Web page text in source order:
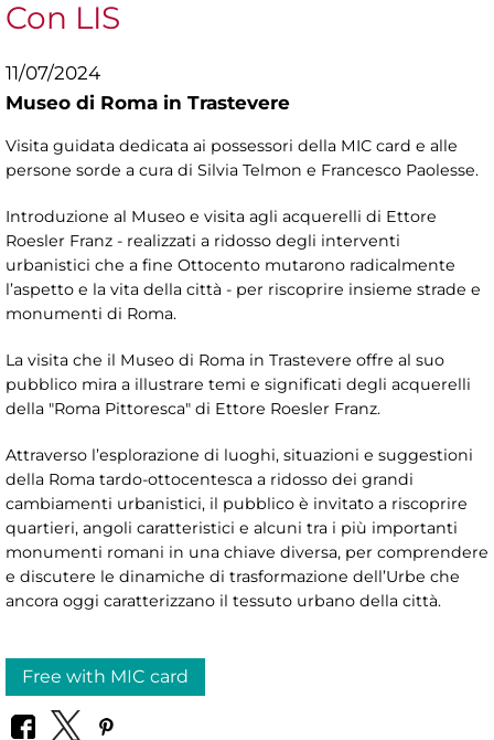
Con LIS
11/07/2024
Museo di Roma in Trastevere
Visita guidata dedicata ai possessori della MIC card e alle
persone sorde a cura di Silvia Telmon e Francesco Paolesse.
Introduzione al Museo e visita agli acquerelli di Ettore
Roesler Franz - realizzati a ridosso degli interventi
urbanistici che a fine Ottocento mutarono radicalmente
l’aspetto e la vita della città - per riscoprire insieme strade e
monumenti di Roma.
La visita che il Museo di Roma in Trastevere offre al suo
pubblico mira a illustrare temi e significati degli acquerelli
della "Roma Pittoresca" di Ettore Roesler Franz.
Attraverso l’esplorazione di luoghi, situazioni e suggestioni
della Roma tardo-ottocentesca a ridosso dei grandi
cambiamenti urbanistici, il pubblico è invitato a riscoprire
quartieri, angoli caratteristici e alcuni tra i più importanti
monumenti romani in una chiave diversa, per comprendere
e discutere le dinamiche di trasformazione dell’Urbe che
ancora oggi caratterizzano il tessuto urbano della città.
Free with MIC card